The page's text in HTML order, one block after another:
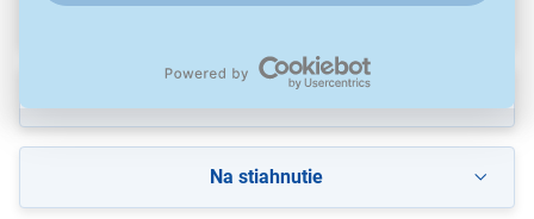
Recenzie
Na stiahnutie